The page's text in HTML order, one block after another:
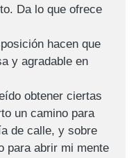
Da lo que ofrece
hacen que
y agradable en
obtener ciertas
un camino para
de calle, y sobre
para abrir mi mente